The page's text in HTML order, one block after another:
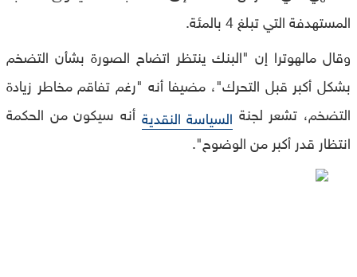
المستهدفة التي تبلغ 4 بالمئة.
وقال مالهوترا إن "البنك ينتظر اتضاح الصورة بشأن التضخم
بشكل أكبر قبل التحرك"، مضيفا أنه "رغم تفاقم مخاطر زيادة
التضخم، تشعر لجنة السياسة النقدية أنه سيكون من الحكمة
انتظار قدر أكبر من الوضوح".